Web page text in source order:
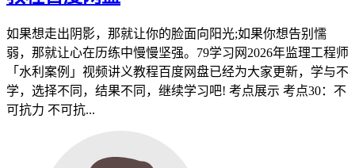
如果想走出阴影，那就让你的脸面向阳光;如果你想告别懦
弱，那就让心在历练中慢慢坚强。79学习网2026年监理工程师
「水利案例」视频讲义教程百度网盘已经为大家更新，学与不
学，选择不同，结果不同，继续学习吧! 考点展示 考点30：不
可抗力 不可抗...